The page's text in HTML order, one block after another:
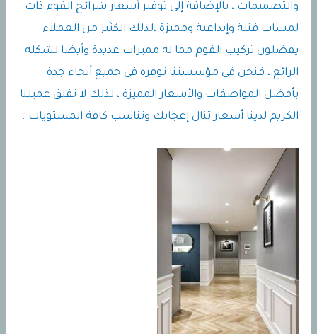
والتصميمات ، بالإضافة إلى توفير أسعار شرائح الفوم ذات
لمسات فنية وإبداعية ومميزة ،لذلك الكثير من العملاء
يفضلون تركيب الفوم مما له مميزات عديدة وأيضا لشكله
الرائع ، فنحن في مؤسستنا نوفره في جميع أنحاء جدة
بأفضل المواصفات والأسعار المميزة ، لذلك لا تقلق عميلنا
الكريم لدينا أسعار تنال إعجابك وتناسب كافة المستويات .